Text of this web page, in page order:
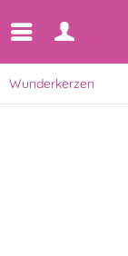
Wunderkerzen